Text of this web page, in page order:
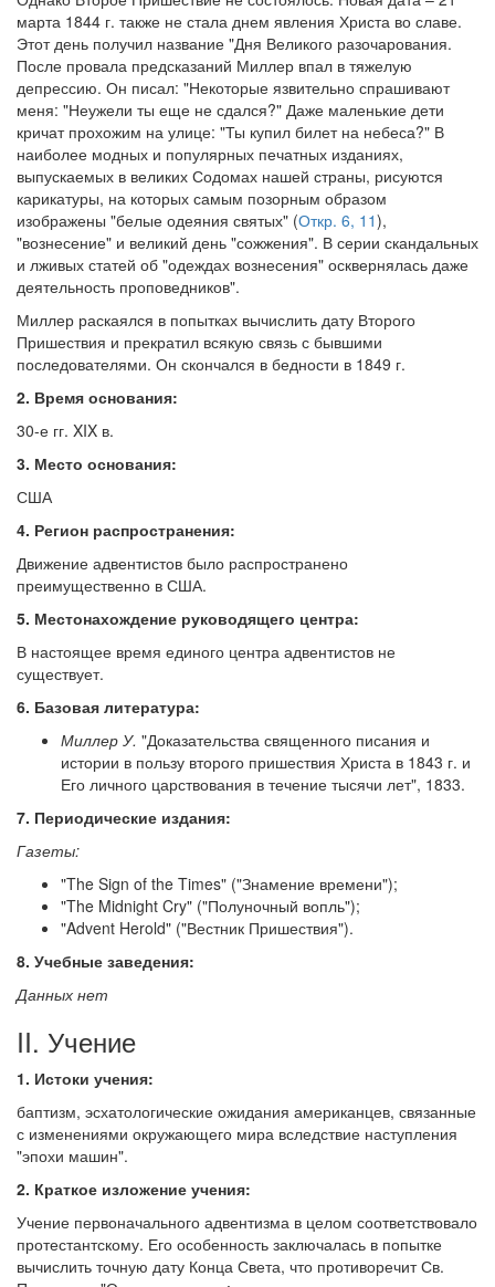
марта 1844 г. также не стала днем явления Христа во славе.
Этот день получил название "Дня Великого разочарования.
После провала предсказаний Миллер впал в тяжелую
депрессию. Он писал: "Некоторые язвительно спрашивают
меня: "Неужели ты еще не сдался?" Даже маленькие дети
кричат прохожим на улице: "Ты купил билет на небеса?" В
наиболее модных и популярных печатных изданиях,
выпускаемых в великих Содомах нашей страны, рисуются
карикатуры, на которых самым позорным образом
изображены "белые одеяния святых" (Откр. 6, 11),
"вознесение" и великий день "сожжения". В серии скандальных
и лживых статей об "одеждах вознесения" осквернялась даже
деятельность проповедников".
Миллер раскаялся в попытках вычислить дату Второго
Пришествия и прекратил всякую связь с бывшими
последователями. Он скончался в бедности в 1849 г.
2. Время основания:
30-е гг. XIX в.
3. Место основания:
США
4. Регион распространения:
Движение адвентистов было распространено
преимущественно в США.
5. Местонахождение руководящего центра:
В настоящее время единого центра адвентистов не
существует.
6. Базовая литература:
Миллер У. "Доказательства священного писания и
истории в пользу второго пришествия Христа в 1843 г. и
Его личного царствования в течение тысячи лет", 1833.
7. Периодические издания:
Газеты:
"The Sign of the Times" ("Знамение времени");
"The Midnight Cry" ("Полуночный вопль");
"Advent Herold" ("Вестник Пришествия").
8. Учебные заведения:
Данных нет
II. Учение
1. Истоки учения:
баптизм, эсхатологические ожидания американцев, связанные
с изменениями окружающего мира вследствие наступления
"эпохи машин".
2. Краткое изложение учения:
Учение первоначального адвентизма в целом соответствовало
протестантскому. Его особенность заключалась в попытке
вычислить точную дату Конца Света, что противоречит Св.